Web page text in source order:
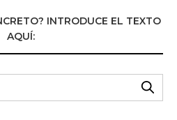
INTRODUCE EL TEXTO
AQUÍ: